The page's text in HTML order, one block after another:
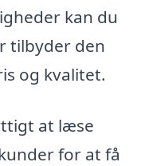
kan du
tilbyder den
og kvalitet.
at læse
for at få